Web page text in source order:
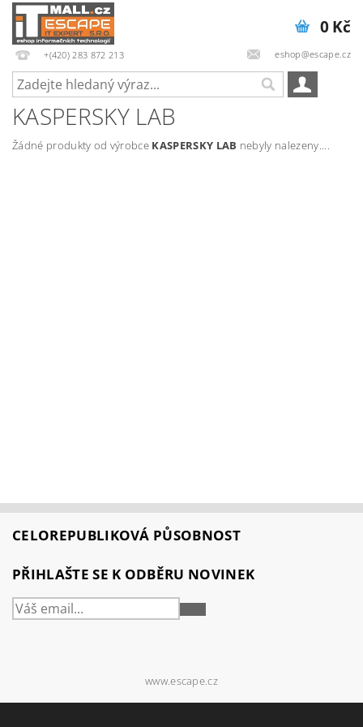
+(420) 283 872 213 eshop@escape.cz
0 Kč
KASPERSKY LAB
Žádné produkty od výrobce KASPERSKY LAB nebyly nalezeny....
CELOREPUBLIKOVÁ PŮSOBNOST
PŘIHLAŠTE SE K ODBĚRU NOVINEK
PŘIHLÁSIT
www.escape.cz